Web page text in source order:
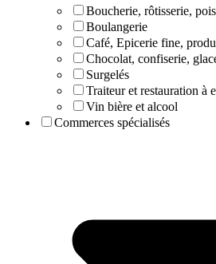
Boucherie, rôtisserie,
Boulangerie
Café, Epicerie fine,
Chocolat, confiserie,
Surgelés
Traiteur et restauration à
Vin bière et alcool
Commerces spécialisés